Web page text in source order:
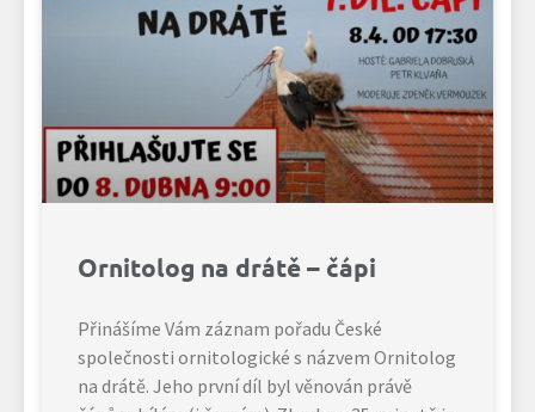
Ornitolog na drátě – čápi
Přinášíme Vám záznam pořadu České
společnosti ornitologické s názvem Ornitolog
na drátě. Jeho první díl byl věnován právě